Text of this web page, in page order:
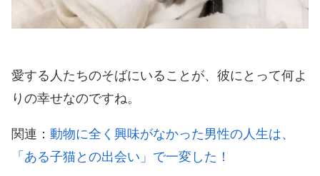
愛する人たちのそばにいることが、彼にとって何よ
りの幸せなのですね。
関連： 動物に全く興味がなかった男性の人生は、
「ある子猫との出会い」で一変した！